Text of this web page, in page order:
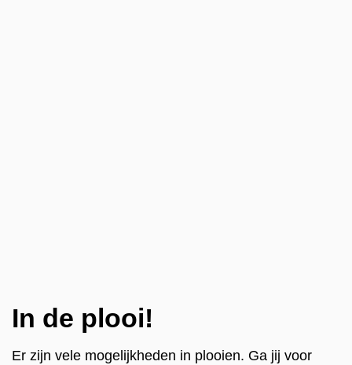
In de plooi!
Er zijn vele mogelijkheden in plooien. Ga jij voor